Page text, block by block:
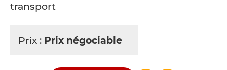
transport
Prix : Prix négociable